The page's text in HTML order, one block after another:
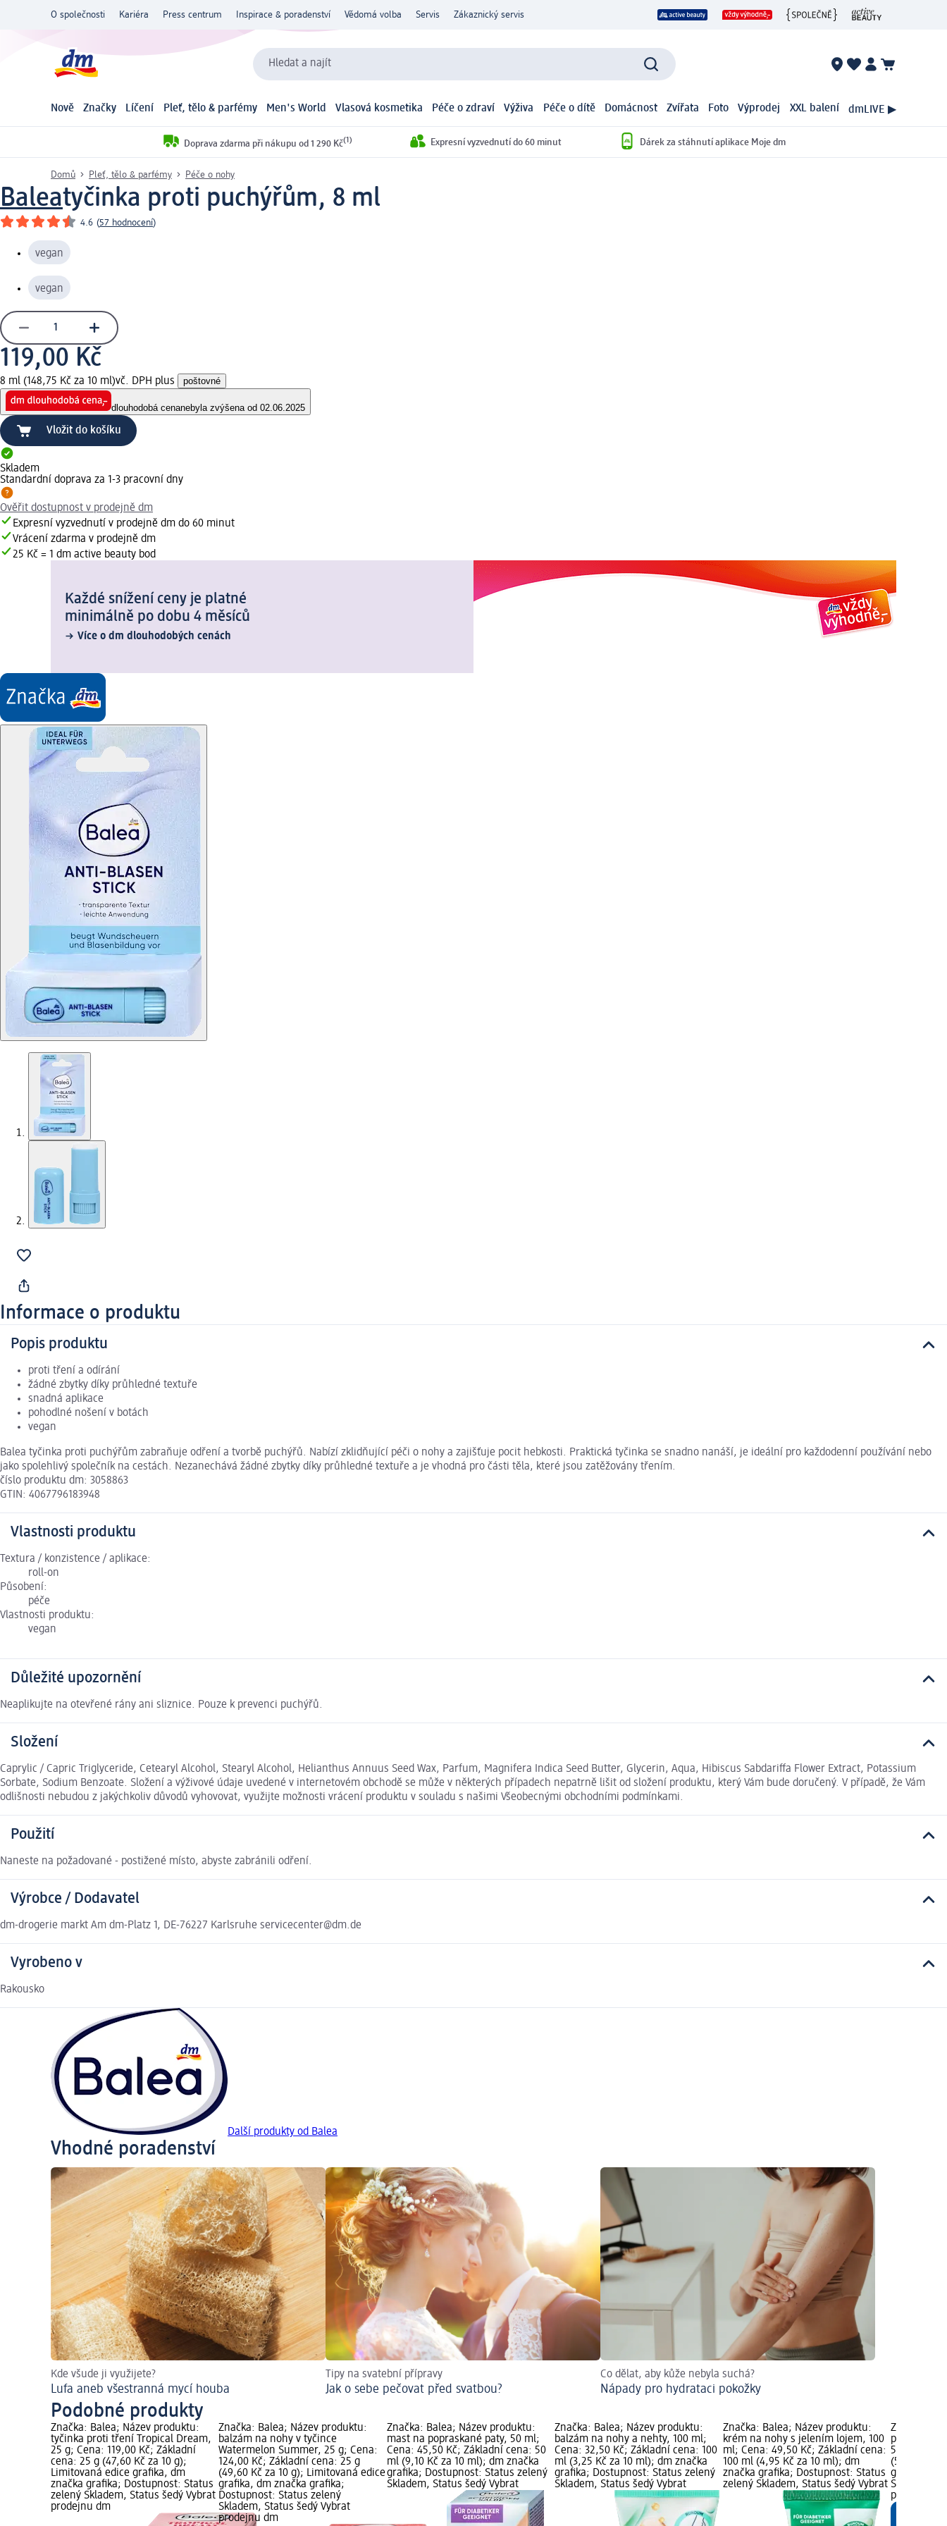
O společnosti Kariéra Press centrum Inspirace & poradenství Vědomá volba Servis Zákaznický servis
Hledat a najít
Nově Značky Líčení Pleť, tělo & parfémy Men's World Vlasová kosmetika Péče o zdraví Výživa Péče o dítě Domácnost Zvířata Foto Výprodej XXL balení dmLIVE ▶
Doprava zdarma při nákupu od 1 290 Kč(1) Expresní vyzvednutí do 60 minut Dárek za stáhnutí aplikace Moje dm
Domů Pleť, tělo & parfémy Péče o nohy
Baleatyčinka proti puchýřům, 8 ml
4.6 (57 hodnocení)
vegan
vegan
119,00 Kč
8 ml (148,75 Kč za 10 ml)vč. DPH plus poštovné
dlouhodobá cenanebyla zvýšena od 02.06.2025
Vložit do košíku
Skladem
Standardní doprava za 1-3 pracovní dny
Ověřit dostupnost v prodejně dm
Expresní vyzvednutí v prodejně dm do 60 minut
Vrácení zdarma v prodejně dm
25 Kč = 1 dm active beauty bod
Každé snížení ceny je platné
minimálně po dobu 4 měsíců
Více o dm dlouhodobých cenách
Informace o produktu
Popis produktu
proti tření a odírání
žádné zbytky díky průhledné textuře
snadná aplikace
pohodlné nošení v botách
vegan
Balea tyčinka proti puchýřům zabraňuje odření a tvorbě puchýřů. Nabízí zklidňující péči o nohy a zajišťuje pocit hebkosti. Praktická tyčinka se snadno nanáší, je ideální pro každodenní používání nebo
jako spolehlivý společník na cestách. Nezanechává žádné zbytky díky průhledné textuře a je vhodná pro části těla, které jsou zatěžovány třením.
číslo produktu dm: 3058863
GTIN: 4067796183948
Vlastnosti produktu
Textura / konzistence / aplikace:
roll-on
Působení:
péče
Vlastnosti produktu:
vegan
Důležité upozornění
Neaplikujte na otevřené rány ani sliznice. Pouze k prevenci puchýřů.
Složení
Caprylic / Capric Triglyceride, Cetearyl Alcohol, Stearyl Alcohol, Helianthus Annuus Seed Wax, Parfum, Magnifera Indica Seed Butter, Glycerin, Aqua, Hibiscus Sabdariffa Flower Extract, Potassium
Sorbate, Sodium Benzoate. Složení a výživové údaje uvedené v internetovém obchodě se může v některých případech nepatrně lišit od složení produktu, který Vám bude doručený. V případě, že Vám
odlišnosti nebudou z jakýchkoliv důvodů vyhovovat, využijte možnosti vrácení produktu v souladu s našimi Všeobecnými obchodními podmínkami.
Použití
Naneste na požadované - postižené místo, abyste zabránili odření.
Výrobce / Dodavatel
dm-drogerie markt Am dm-Platz 1, DE-76227 Karlsruhe servicecenter@dm.de
Vyrobeno v
Rakousko
Další produkty od Balea
Vhodné poradenství
Kde všude ji využijete?
Lufa aneb všestranná mycí houba
Tipy na svatební přípravy
Jak o sebe pečovat před svatbou?
Co dělat, aby kůže nebyla suchá?
Nápady pro hydrataci pokožky
Podobné produkty
Značka: Balea; Název produktu:
tyčinka proti tření Tropical Dream,
25 g; Cena: 119,00 Kč; Základní
cena: 25 g (47,60 Kč za 10 g);
Limitovaná edice grafika, dm
značka grafika; Dostupnost: Status
zelený Skladem, Status šedý Vybrat
prodejnu dm
Značka: Balea; Název produktu:
balzám na nohy v tyčince
Watermelon Summer, 25 g; Cena:
124,00 Kč; Základní cena: 25 g
(49,60 Kč za 10 g); Limitovaná edice
grafika, dm značka grafika;
Dostupnost: Status zelený
Skladem, Status šedý Vybrat
prodejnu dm
Značka: Balea; Název produktu:
mast na popraskané paty, 50 ml;
Cena: 45,50 Kč; Základní cena: 50
ml (9,10 Kč za 10 ml); dm značka
grafika; Dostupnost: Status zelený
Skladem, Status šedý Vybrat
Značka: Balea; Název produktu:
balzám na nohy a nehty, 100 ml;
Cena: 32,50 Kč; Základní cena: 100
ml (3,25 Kč za 10 ml); dm značka
grafika; Dostupnost: Status zelený
Skladem, Status šedý Vybrat
Značka: Balea; Název produktu:
krém na nohy s jelením lojem, 100
ml; Cena: 49,50 Kč; Základní cena:
100 ml (4,95 Kč za 10 ml); dm
značka grafika; Dostupnost: Status
zelený Skladem, Status šedý Vybrat
Značka:
pěna na
59,50 Kč;
(5,95 Kč za
grafika;
Skladem,
prodejnu